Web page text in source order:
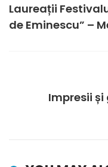
Laureații
de Eminescu” –
Impresii